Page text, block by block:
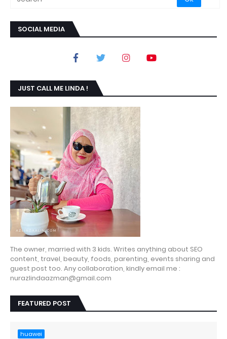
SOCIAL MEDIA
JUST CALL ME LINDA !
The owner, married with 3 kids. Writes anything about SEO
content, travel, beauty, foods, parenting, events sharing and
guest post too. Any collaboration, kindly email me :
nurazlindaazman@gmail.com
FEATURED POST
huawei